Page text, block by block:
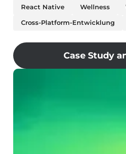
Case Study
React Native Wellness
Cross-Platform-Entwicklung